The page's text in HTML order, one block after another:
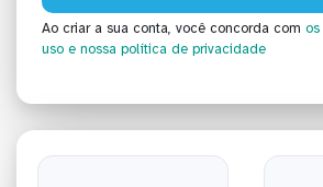
Ao criar a sua conta, você concorda com
uso e nossa política de privacidade